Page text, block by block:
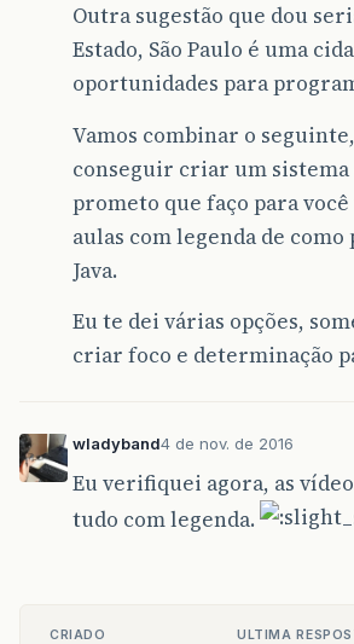
Outra sugestão que dou
Estado, São Paulo é uma
oportunidades para
Vamos combinar o
conseguir criar um sistema
prometo que faço para
aulas com legenda de
Java.
Eu te dei várias opções,
criar foco e determinação
wladyband4 de nov. de 2016
Eu verifiquei agora, as vídeo
tudo com legenda.
CRIADO ULTIMA